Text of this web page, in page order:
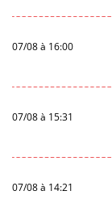
07/08 à 16:00
07/08 à 15:31
07/08 à 14:21